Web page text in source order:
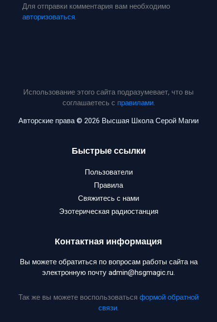
Для отправки комментария вам необходимо
авторизоваться.
Использование этого сайта подразумевает, что вы
соглашаетесь с правилами.
Авторские права © 2026 Высшая Школа Серой Магии
Быстрые ссылки
Пользователи
Правила
Свяжитесь с нами
Эзотерическая радиостанция
Контактная информация
Вы можете обратиться по вопросам работы сайта на
электронную почту admin@hsgmagic.ru.
Так же вы можете воспользоваться формой обратной
связи.